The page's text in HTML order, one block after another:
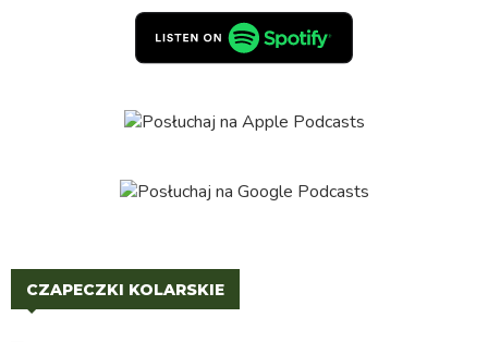
CZAPECZKI KOLARSKIE